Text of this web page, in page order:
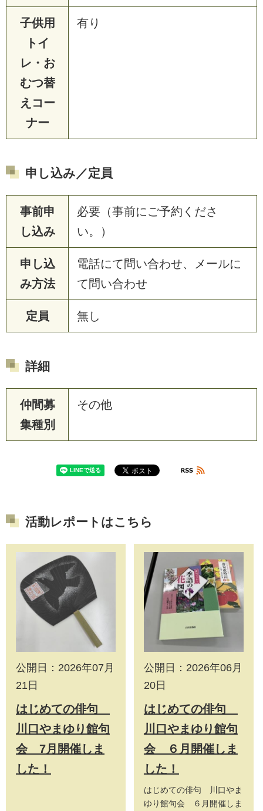
子供用
トイ
レ・お
むつ替
えコー
ナー
有り
申し込み／定員
事前申
し込み
必要（事前にご予約くださ
い。）
申し込
み方法
電話にて問い合わせ、メールに
て問い合わせ
定員 無し
詳細
仲間募
集種別
その他
活動レポートはこちら
公開日：2026年07月
21日
はじめての俳句
川口やまゆり館句
会 7月開催しま
した！
公開日：2026年06月
20日
はじめての俳句
川口やまゆり館句
会 ６月開催しま
した！
はじめての俳句 川口やま
ゆり館句会 ６月開催しま